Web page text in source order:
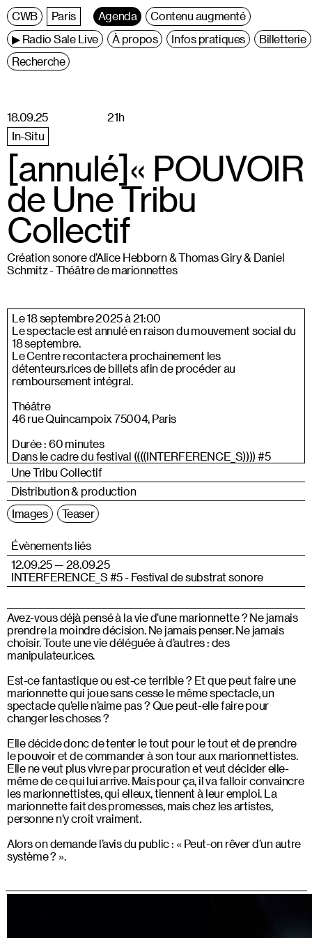
Centre
Wallonie
Bruxelles
Paris Agenda
Contenu augmenté
▶ Radio Sale Live
À propos Infos pratiques
Billetterie
Recherche
18.09.25
21h
In-Situ
[annulé]« POUVOIR
de Une Tribu
Collectif
Création sonore d’Alice Hebborn & Thomas Giry & Daniel
Schmitz - Théâtre de marionnettes
Le 18 septembre 2025 à 21:00
Le spectacle est annulé en raison du mouvement social du
18 septembre.
Le Centre recontactera prochainement les
détenteurs.rices de billets afin de procéder au
remboursement intégral.
Théâtre
46 rue Quincampoix 75004, Paris
Durée : 60 minutes
Dans le cadre du festival ((((INTERFERENCE_S)))) #5
Une Tribu Collectif
Distribution & production
Images
Teaser
Évènements liés
12.09.25 — 28.09.25
INTERFERENCE_S #5 - Festival de substrat sonore
Avez-vous déjà pensé à la vie d’une marionnette ? Ne jamais
prendre la moindre décision. Ne jamais penser. Ne jamais
choisir. Toute une vie déléguée à d’autres : des
manipulateur.ices.
Est-ce fantastique ou est-ce terrible ? Et que peut faire une
marionnette qui joue sans cesse le même spectacle, un
spectacle qu’elle n’aime pas ? Que peut-elle faire pour
changer les choses ?
Elle décide donc de tenter le tout pour le tout et de prendre
le pouvoir et de commander à son tour aux marionnettistes.
Elle ne veut plus vivre par procuration et veut décider elle-
même de ce qui lui arrive. Mais pour ça, il va falloir convaincre
les marionnettistes, qui elleux, tiennent à leur emploi. La
marionnette fait des promesses, mais chez les artistes,
personne n’y croit vraiment.
Alors on demande l’avis du public : « Peut-on rêver d’un autre
système ? ».